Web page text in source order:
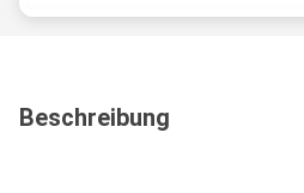
Beschreibung